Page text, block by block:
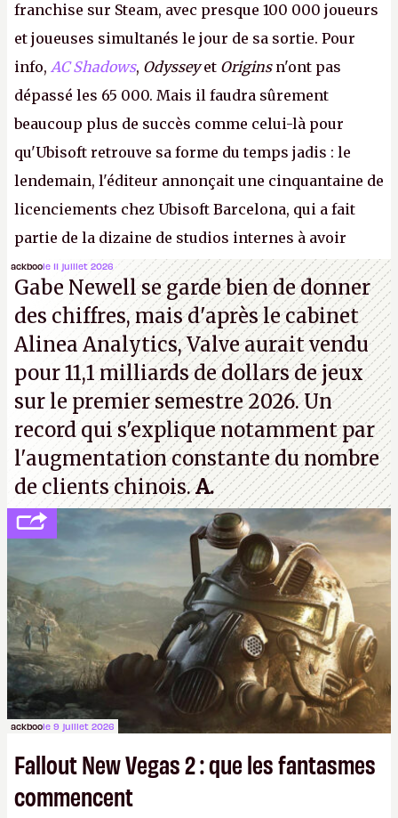
franchise sur Steam, avec presque 100 000 joueurs
et joueuses simultanés le jour de sa sortie. Pour
info, AC Shadows, Odysseyet Originsn'ont pas
dépassé les 65 000. Mais il faudra sûrement
beaucoup plus de succès comme celui-là pour
qu'Ubisoft retrouve sa forme du temps jadis : le
lendemain, l'éditeur annonçait une cinquantaine de
licenciements chez Ubisoft Barcelona, qui a fait
partie de la dizaine de studios internes à avoir
travaillé sur cetAssassin's Creedsous la direction
d'Ubisoft Singapour.A.
ackboole 11 juillet 2026
Gabe Newell se garde bien de donner
des chiffres, mais d'après le cabinet
Alinea Analytics, Valve aurait vendu
pour 11,1 milliards de dollars de jeux
sur le premier semestre 2026. Un
record qui s'explique notamment par
l'augmentation constante du nombre
de clients chinois.A.
ackboole 9 juillet 2026
Fallout New Vegas 2 : que les fantasmes
commencent